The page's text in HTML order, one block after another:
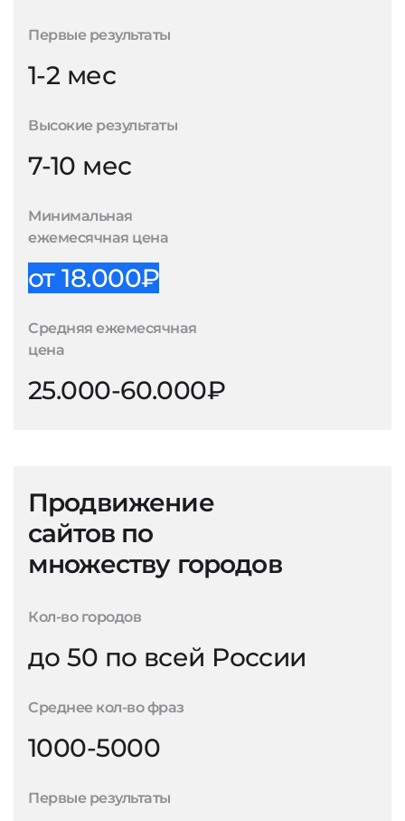
Первые результаты
1-2 мес
Высокие результаты
7-10 мес
Минимальная
ежемесячная цена
от 18.000₽
Средняя ежемесячная
цена
25.000-60.000₽
Продвижение
сайтов по
множеству городов
Кол-во городов
до 50 по всей России
Среднее кол-во фраз
1000-5000
Первые результаты